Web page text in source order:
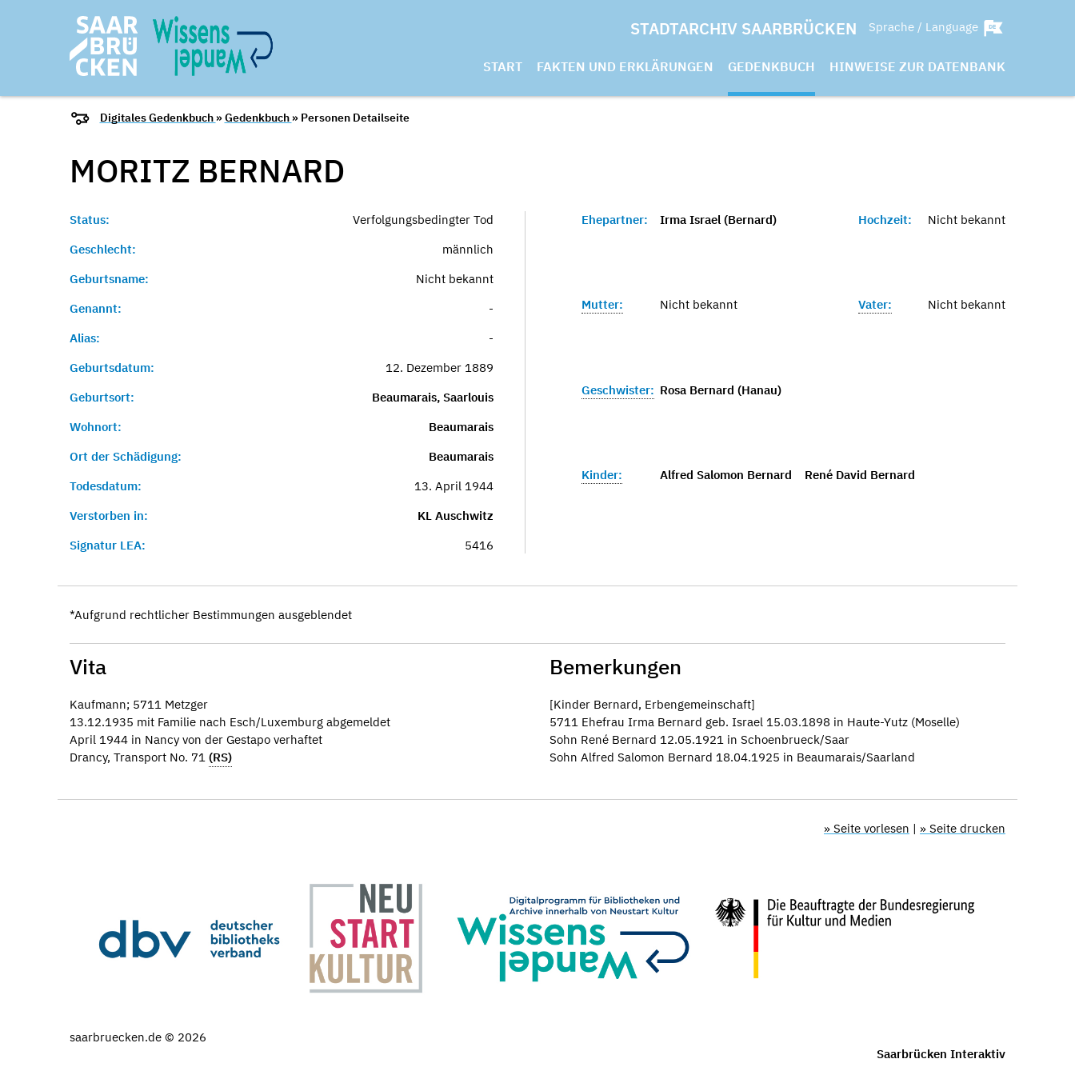
STADTARCHIV SAARBRÜCKEN Sprache / Language
START FAKTEN UND ERKLÄRUNGEN GEDENKBUCH HINWEISE ZUR DATENBANK
Digitales Gedenkbuch »Gedenkbuch » Personen Detailseite
MORITZ BERNARD
Status:
Verfolgungsbedingter Tod
Geschlecht:
männlich
Geburtsname:
Nicht bekannt
Genannt:
-
Alias:
-
Geburtsdatum:
12. Dezember 1889
Geburtsort:
Beaumarais, Saarlouis
Wohnort:
Beaumarais
Ort der Schädigung:
Beaumarais
Todesdatum:
13. April 1944
Verstorben in:
KL Auschwitz
Signatur LEA:
5416
Ehepartner: Irma Israel (Bernard) Hochzeit: Nicht bekannt
Mutter: Nicht bekannt Vater: Nicht bekannt
Geschwister: Rosa Bernard (Hanau)
Kinder: Alfred Salomon Bernard René David Bernard
*Aufgrund rechtlicher Bestimmungen ausgeblendet
Vita
Kaufmann; 5711 Metzger
13.12.1935 mit Familie nach Esch/Luxemburg abgemeldet
April 1944 in Nancy von der Gestapo verhaftet
Drancy, Transport No. 71 (RS)
Bemerkungen
[Kinder Bernard, Erbengemeinschaft]
5711 Ehefrau Irma Bernard geb. Israel 15.03.1898 in Haute-Yutz (Moselle)
Sohn René Bernard 12.05.1921 in Schoenbrueck/Saar
Sohn Alfred Salomon Bernard 18.04.1925 in Beaumarais/Saarland
» Seite vorlesen | » Seite drucken
saarbruecken.de © 2026
Saarbrücken Interaktiv